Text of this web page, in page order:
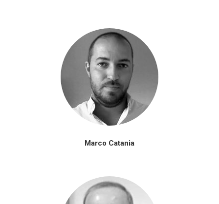
Marco Catania